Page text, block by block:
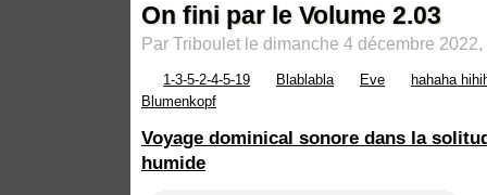
On fini par le Volume 2.03
Par Triboulet le dimanche 4 décembre
1-3-5-2-4-5-19 Blablabla Eve
hahaha
Blumenkopf
Voyage dominical sonore dans la
humide